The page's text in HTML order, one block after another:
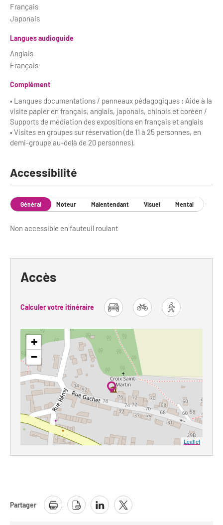
Français
Japonais
Langues audioguide
Anglais
Français
Complément
• Langues documentations / panneaux pédagogiques : Aide à la
visite papier en français, anglais, japonais, chinois et coréen /
Supports de médiation des expositions en français et anglais
• Visites en groupes sur réservation (de 11 à 25 personnes, en
demi-groupe au-delà de 20 personnes).
Accessibilité
Général Moteur Malentendant Visuel Mental
Non accessible en fauteuil roulant
Accès
Calculer votre itinéraire
car bike foot
+
−
Leaflet
Partager